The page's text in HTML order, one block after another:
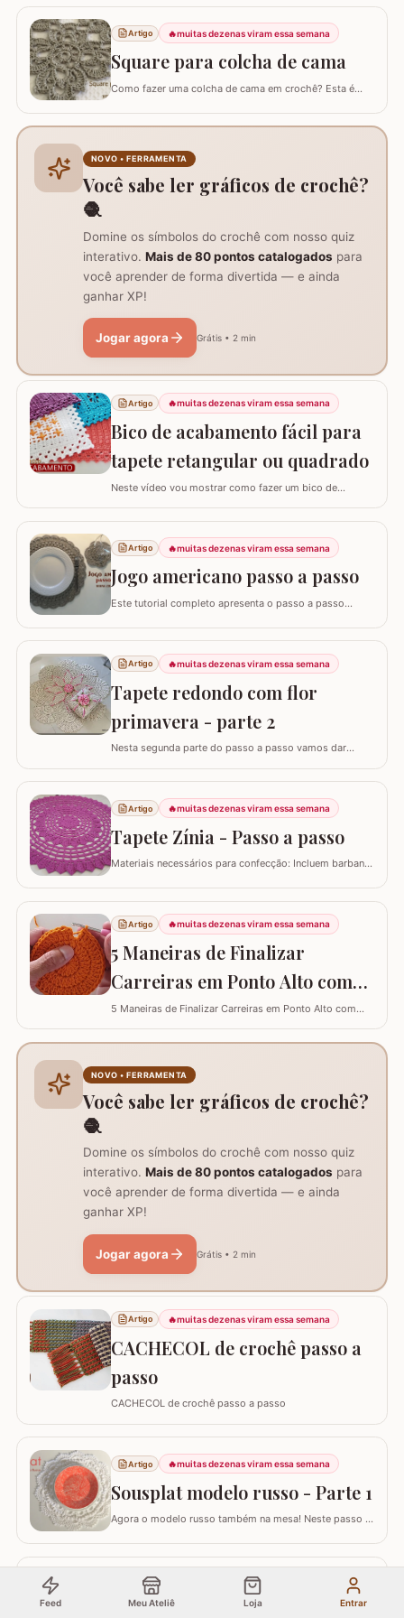
mesmo modelo com fio 6 e utilizar como tapete. Tem o
gráfico dela e você pode fazer o…
Artigo 🔥muitas dezenas viram essa semana
Square para colcha de cama
Como fazer uma colcha de cama em crochê? Esta é
colcha inteira, visto que leva tempo e dedicação. Um
desafio que circula entre os crochêiros é…
NOVO • FERRAMENTA
Você sabe ler gráficos de crochê?
🧶
Domine os símbolos do crochê com nosso quiz
interativo. Mais de 80 pontos catalogados para
você aprender de forma divertida — e ainda
ganhar XP!
Jogar agora Grátis • 2 min
Artigo 🔥muitas dezenas viram essa semana
Bico de acabamento fácil para
tapete retangular ou quadrado
Neste vídeo vou mostrar como fazer um bico de
retangular ou quadrado. Fiz o bico de acabamento em 4
modelos de tapete com tamanhos e larguras diferentes
e assim consigo explicar algumas formas fáceis de
adaptar para outros tamanhos. No vídeo utilizei…
Artigo 🔥muitas dezenas viram essa semana
Jogo americano passo a passo
Este tutorial completo apresenta o passo a passo
praticidade e elegância na mesa posta. Este guia para
iniciantes foi desenvolvido para que você consiga criar
uma peça firme, bonita e com excelente…
Artigo 🔥muitas dezenas viram essa semana
Tapete redondo com flor
primavera - parte 2
Nesta segunda parte do passo a passo vamos dar
pronto... PARTE 1 - TAPETE REDONDO COM FLOR
PRIMAVERA PASSO A PASSO PARTE 1 PARTE 3 - TAPETE
REDONDO COM FLOR PRIMAVERA PASSO A PASSO
PARTE 3 FLOR PRIMAVERA PASSO A PASSO - FLOR
PRIMAVERA PASSO A PASSO
Artigo 🔥muitas dezenas viram essa semana
Tapete Zínia - Passo a passo
Materiais necessários para confecção: Incluem barbante
início e montagem da flor Zínia: Após finalizar a flor, não
corte o fio, mas prenda-o com ponto baixo no ponto
picô, para continuar o…
Artigo 🔥muitas dezenas viram essa semana
5 Maneiras de Finalizar
Carreiras em Ponto Alto com
Perfeição e Elegância
5 Maneiras de Finalizar Carreiras em Ponto Alto com
NOVO • FERRAMENTA
Você sabe ler gráficos de crochê?
🧶
Domine os símbolos do crochê com nosso quiz
interativo. Mais de 80 pontos catalogados para
você aprender de forma divertida — e ainda
ganhar XP!
Jogar agora Grátis • 2 min
Artigo 🔥muitas dezenas viram essa semana
CACHECOL de crochê passo a
passo
CACHECOL de crochê passo a passo
Artigo 🔥muitas dezenas viram essa semana
Sousplat modelo russo - Parte 1
Agora o modelo russo também na mesa! Neste passo a
de alguns modelos de tapete russo e você pode conferir
AQUI. Eles são encantadores por serem bem detalhados
apesar de trabalhar com uma única cor. Este…
Artigo muitas dezenas viram essa semana
Capa para garrafão d'agua
Feed Meu Ateliê Loja Entrar